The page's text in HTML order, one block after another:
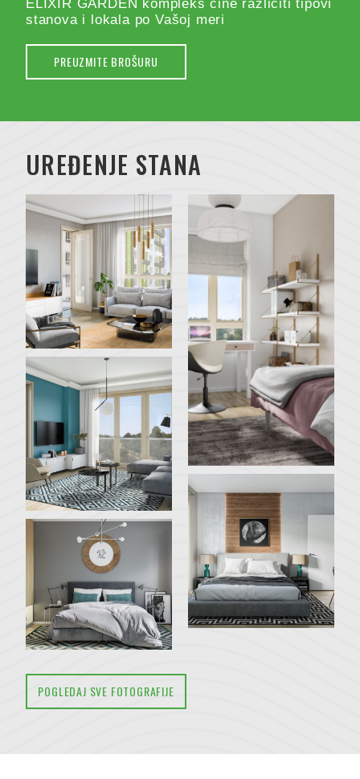
ELIXIR GARDEN kompleks čine različiti tipovi
stanova i lokala po Vašoj meri
PREUZMITE BROŠURU
UREĐENJE STANA
POGLEDAJ SVE FOTOGRAFIJE